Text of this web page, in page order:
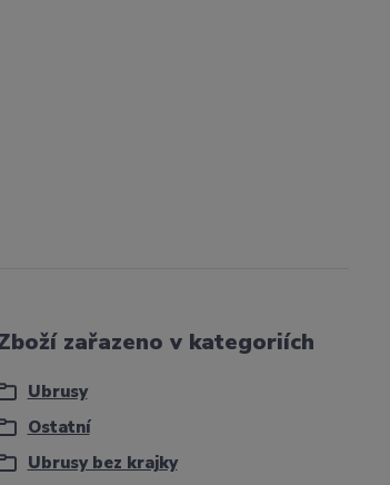
zařazeno v kategoriích
Ubrusy
Ostatní
Ubrusy bez krajky